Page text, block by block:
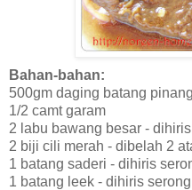
Bahan-bahan:
500gm daging batang
1/2 camt garam
2 labu bawang besar -
2 biji cili merah - dibelah 2
1 batang saderi - dihiris
1 batang leek - dihiris serong